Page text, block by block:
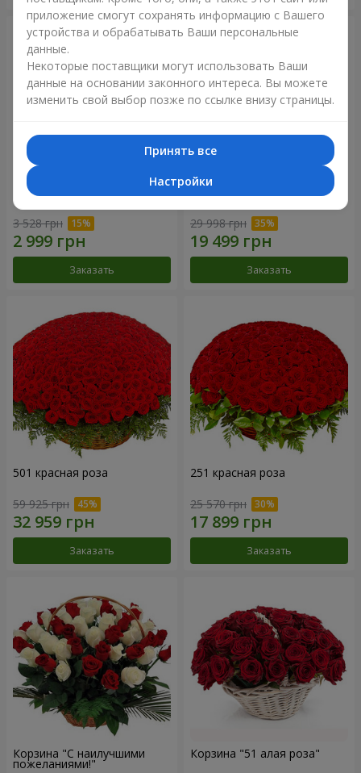
Корзина альстромерий
"Акварель"
3 528 грн
Заказать
301 красная роза
29 998 грн
Заказать
501 красная роза
59 925 грн
Заказать
251 красная роза
25 570 грн
Заказать
Корзина "С наилучшими
пожеланиями!"
Корзина "51 алая роза"
приложение смогут сохранять информацию с Вашего
устройства и обрабатывать Ваши персональные
данные.
Некоторые поставщики могут использовать Ваши
данные на основании законного интереса. Вы можете
изменить свой выбор позже по ссылке внизу страницы.
Принять все
Настройки